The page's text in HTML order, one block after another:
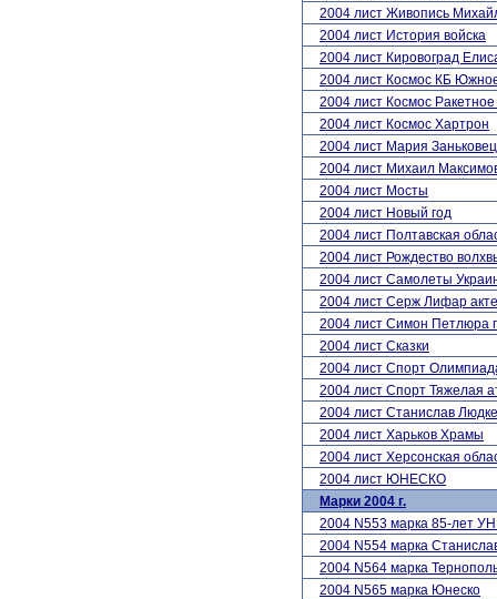
2004 лист Живопись
2004 лист История войска
2004 лист Кировоград
2004 лист Космос КБ
2004 лист Космос
2004 лист Космос Хартрон
2004 лист Мария
2004 лист Михаил
2004 лист Мосты
2004 лист Новый год
2004 лист Полтавская
2004 лист Рождество
2004 лист Самолеты
2004 лист Серж Лифар
2004 лист Симон Петлюра
2004 лист Сказки
2004 лист Спорт
2004 лист Спорт Тяжелая
2004 лист Станислав
2004 лист Харьков Храмы
2004 лист Херсонская
2004 лист ЮНЕСКО
Марки 2004 г.
2004 N553 марка 85-лет
2004 N554 марка
2004 N564 марка
2004 N565 марка Юнеско